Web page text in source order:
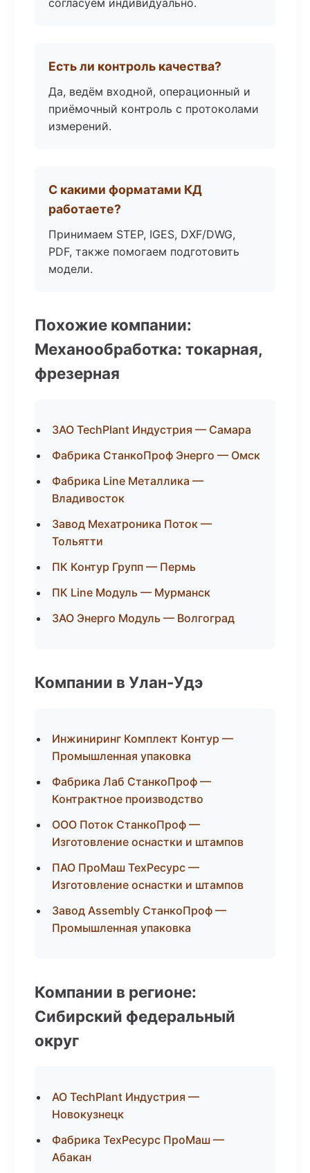
согласуем индивидуально.
Есть ли контроль качества?
Да, ведём входной, операционный и
приёмочный контроль с протоколами
измерений.
С какими форматами КД
работаете?
Принимаем STEP, IGES, DXF/DWG,
PDF, также помогаем подготовить
модели.
Похожие компании:
Механообработка: токарная,
фрезерная
ЗАО TechPlant Индустрия — Самара
Фабрика СтанкоПроф Энерго — Омск
Фабрика Line Металлика —
Владивосток
Завод Мехатроника Поток —
Тольятти
ПК Контур Групп — Пермь
ПК Line Модуль — Мурманск
ЗАО Энерго Модуль — Волгоград
Компании в Улан-Удэ
Инжиниринг Комплект Контур —
Промышленная упаковка
Фабрика Лаб СтанкоПроф —
Контрактное производство
ООО Поток СтанкоПроф —
Изготовление оснастки и штампов
ПАО ПроМаш ТехРесурс —
Изготовление оснастки и штампов
Завод Assembly СтанкоПроф —
Промышленная упаковка
Компании в регионе:
Сибирский федеральный
округ
АО TechPlant Индустрия —
Новокузнецк
Фабрика ТехРесурс ПроМаш —
Абакан